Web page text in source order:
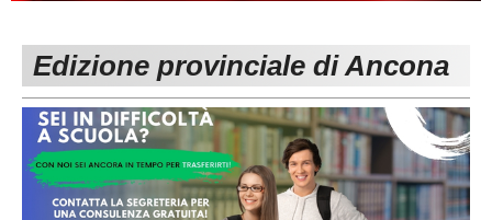
Carica la tua Rosa
1^ CATEGORIA
2^ CATEGORIA
3^ CATEGORIA
GIOVANILI
Edizione provinciale di Ancona